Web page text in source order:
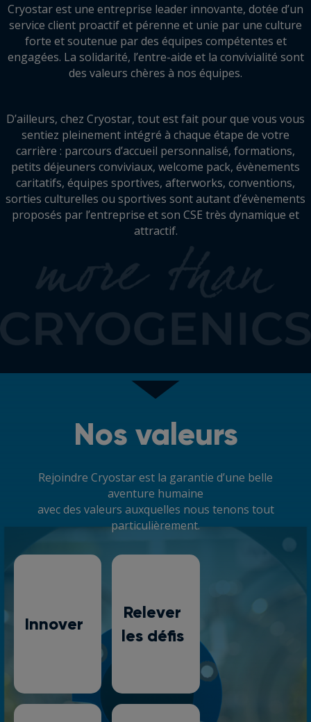
Cryostar est une entreprise leader innovante, dotée d’un
service client proactif et pérenne et unie par une culture
forte et soutenue par des équipes compétentes et
engagées. La solidarité, l’entre-aide et la convivialité sont
des valeurs chères à nos équipes.
D’ailleurs, chez Cryostar, tout est fait pour que vous vous
sentiez pleinement intégré à chaque étape de votre
carrière : parcours d’accueil personnalisé, formations,
petits déjeuners conviviaux, welcome pack, évènements
caritatifs, équipes sportives, afterworks, conventions,
sorties culturelles ou sportives sont autant d’évènements
proposés par l’entreprise et son CSE très dynamique et
attractif.
Nos valeurs
Rejoindre Cryostar est la garantie d’une belle
aventure humaine
avec des valeurs auxquelles nous tenons tout
particulièrement.
Innover
Relever
les défis